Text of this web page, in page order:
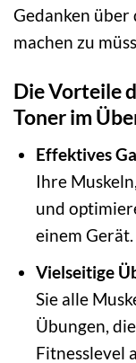
Gedanken
machen zu
Die Vorteile
Toner im
Effektives
Ihre
und
einem Gerät.
Vielseitige
Sie alle
Übungen,
Fitnesslevel